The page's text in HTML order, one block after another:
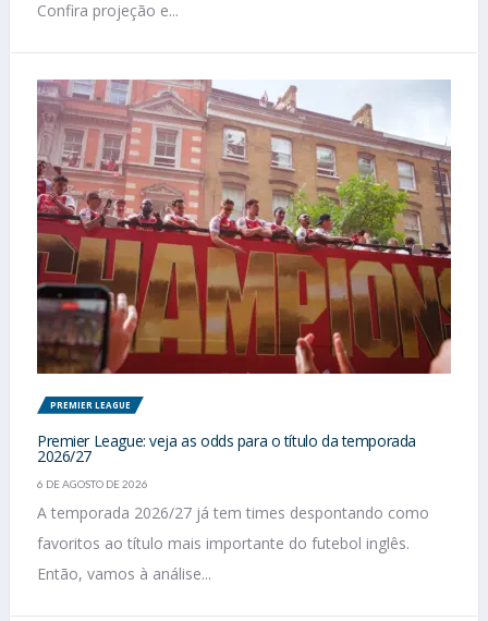
Confira projeção e...
PREMIER LEAGUE
Premier League: veja as odds para o título da temporada
2026/27
6 DE AGOSTO DE 2026
A temporada 2026/27 já tem times despontando como
favoritos ao título mais importante do futebol inglês.
Então, vamos à análise...